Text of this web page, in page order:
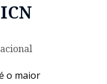
o maior